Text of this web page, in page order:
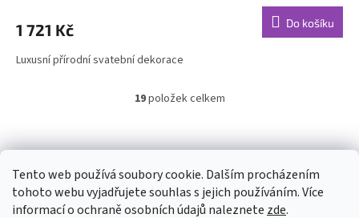
Tento web používá soubory cookie. Dalším procházením
tohoto webu vyjadřujete souhlas s jejich používáním. Více
informací o ochraně osobních údajů naleznete zde.
1 721 Kč Do košíku
Luxusní přírodní svatební dekorace
O
á
d
a
c
í
19položek celkem
á